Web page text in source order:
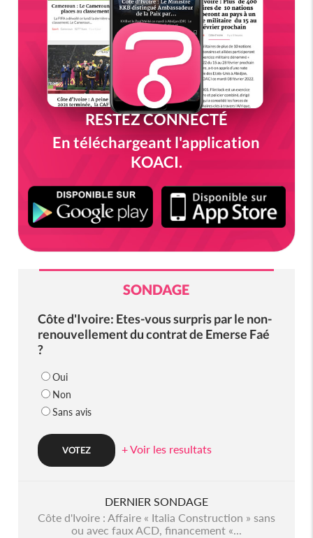
RESTEZ CONNECTÉ
En téléchargeant l'application
KOACI.
SONDAGE
Côte d'Ivoire: Etes-vous surpris par le non-
renouvellement du contrat de Emerse Faé
?
Oui
Non
Sans avis
+ Voir les resultats
DERNIER SONDAGE
Côte d'Ivoire : Affaire « Italia Construction » sans
ou avec faux ACD, financement «...